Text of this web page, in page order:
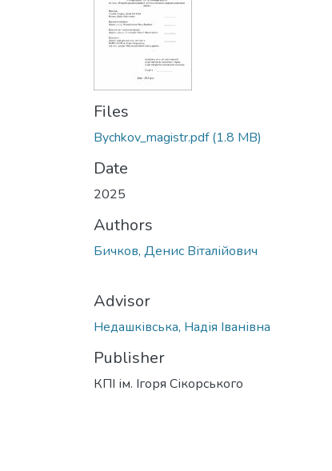
Files
Bychkov_magistr.pdf(1.8 MB)
Date
2025
Authors
Бичков, Денис Віталійович
Advisor
Недашківська, Надія Іванівна
Publisher
КПІ ім. Ігоря Сікорського